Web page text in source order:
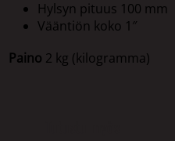
Hylsyn pituus 100 mm
Vääntiön koko 1″
Paino 2 kg (kilogramma)